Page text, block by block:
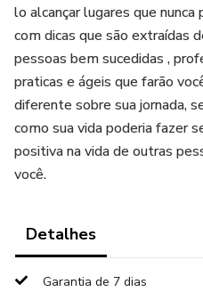
lo alcançar lugares que
com dicas que são extraídas
pessoas bem sucedidas ,
praticas e ágeis que farão
diferente sobre sua jornada,
como sua vida poderia fazer
positiva na vida de outras
você.
Detalhes
Garantia de 7 dias